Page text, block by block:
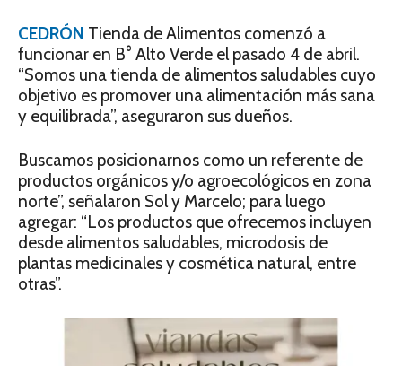
CEDRÓN Tienda de Alimentos comenzó a
funcionar en B° Alto Verde el pasado 4 de abril.
“Somos una tienda de alimentos saludables cuyo
objetivo es promover una alimentación más sana
y equilibrada”, aseguraron sus dueños.
Buscamos posicionarnos como un referente de
productos orgánicos y/o agroecológicos en zona
norte”, señalaron Sol y Marcelo; para luego
agregar: “Los productos que ofrecemos incluyen
desde alimentos saludables, microdosis de
plantas medicinales y cosmética natural, entre
otras”.